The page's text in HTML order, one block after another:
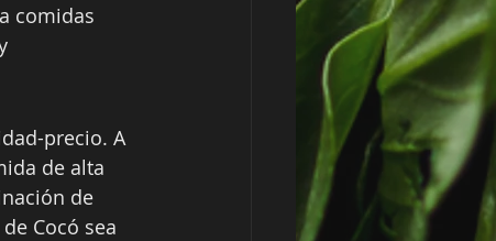
comidas
precio. A
de alta
de
Cocó sea